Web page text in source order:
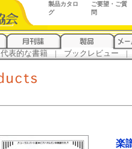
製品カタロ
グ
ご要望・ご質
問
代表的な書籍 | ブックレビュー |
楽